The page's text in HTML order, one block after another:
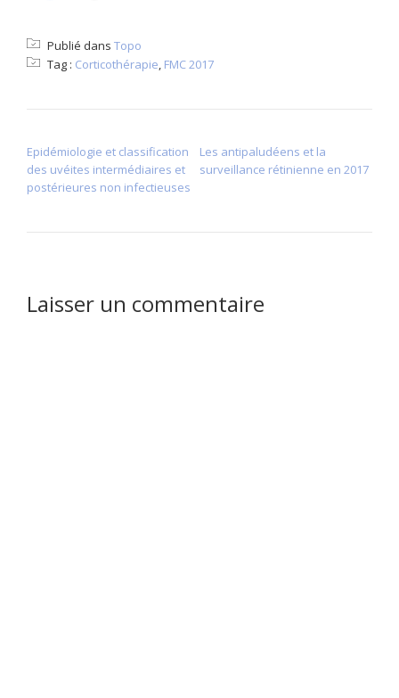
Publié dans Topo
Tag : Corticothérapie, FMC 2017
Epidémiologie et classification
des uvéites intermédiaires et
postérieures non infectieuses
Les antipaludéens et la
surveillance rétinienne en 2017
Laisser un commentaire